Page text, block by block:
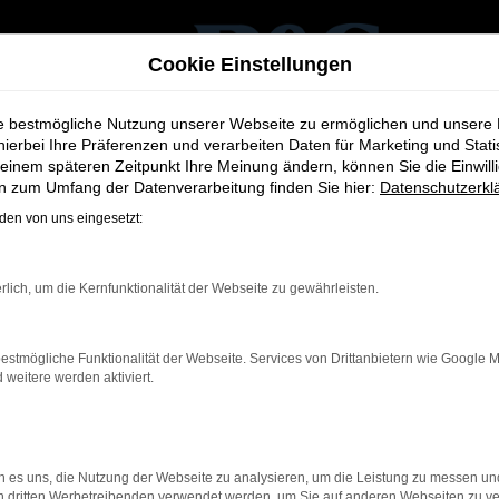
Top Angebote
in Pulheim - Top
Autofahrerinnen und Autofahrer in Pulheim. Ob Alltag,
passt sich flexibel Ihren individuellen Anforderungen an.
große Auswahl an aktuellen Tourneo Connect-Fahrzeugen
Sie dabei, das ideale Fahrzeug für Ihre Bedürfnisse zu
zusätzlichen Services rund um Ford in Pulheim: Wir
die unkomplizierte
Cookie Einstellungen
bestmögliche Nutzung unserer Webseite zu ermöglichen und unsere
Ihre Präferenzen und verarbeiten Daten für Marketing und
späteren Zeitpunkt Ihre Meinung ändern, können Sie die
zum Umfang der Datenverarbeitung finden Sie hier:
von uns eingesetzt:
um die Kernfunktionalität der Webseite zu gewährleisten.
Funktionalität der Webseite. Services von Drittanbietern wie Google
weitere werden aktiviert.
es uns, die Nutzung der Webseite zu analysieren, um die Leistung zu messen